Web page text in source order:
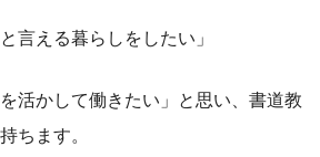
言える暮らしをしたい」
活かして働きたい」と思い、書道教
ちます。